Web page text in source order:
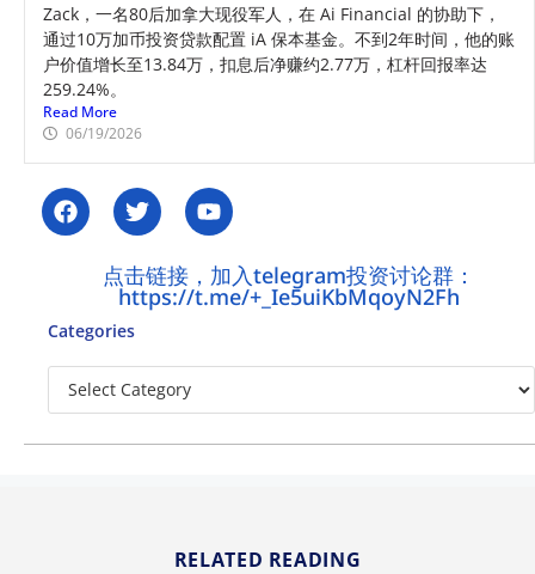
Zack，一名80后加拿大现役军人，在 Ai Financial 的协助下，
通过10万加币投资贷款配置 iA 保本基金。不到2年时间，他的账
户价值增长至13.84万，扣息后净赚约2.77万，杠杆回报率达
259.24%。
Read More
06/19/2026
点击链接，加入telegram投资讨论群：
https://t.me/+_Ie5uiKbMqoyN2Fh
Categories
RELATED READING